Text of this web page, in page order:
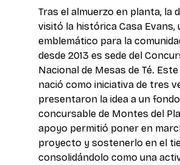
Tras el almuerzo en planta, la
visitó la histórica Casa Evans,
emblemático para la
desde 2013 es sede del
Nacional de Mesas de Té.
nació como iniciativa de tres
presentaron la idea a un fondo
concursable de Montes del
apoyo permitió poner en
proyecto y sostenerlo en el
consolidándolo como una